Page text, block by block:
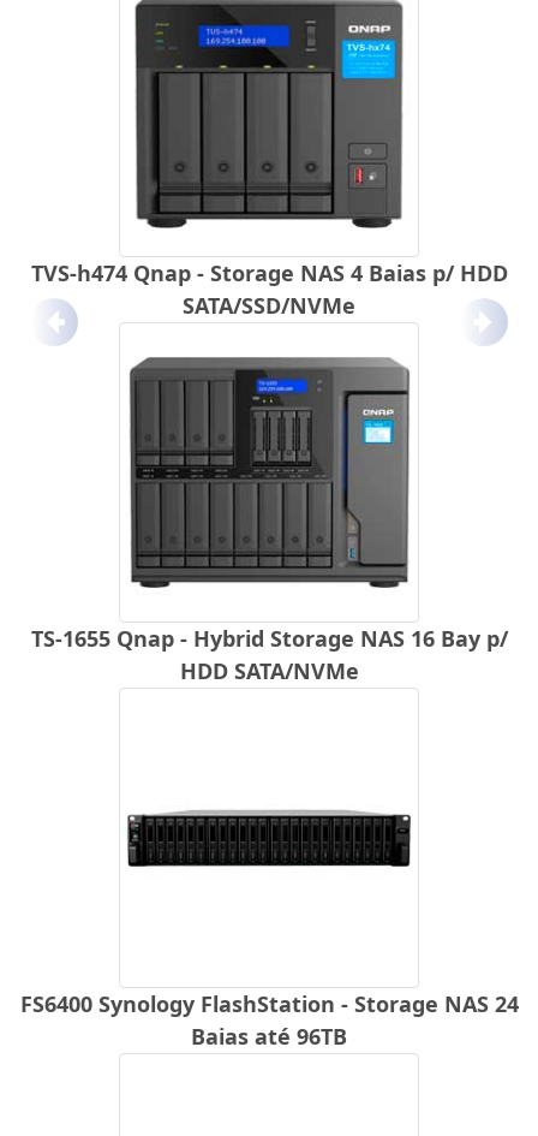
TVS-h474 Qnap - Storage NAS 4 Baias p/ HDD
SATA/SSD/NVMe
TS-1655 Qnap - Hybrid Storage NAS 16 Bay p/
HDD SATA/NVMe
FS6400 Synology FlashStation - Storage NAS 24
Baias até 96TB
Anterior